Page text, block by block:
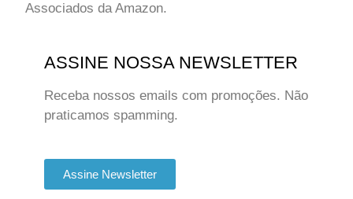
Associados da Amazon.
ASSINE NOSSA NEWSLETTER
Receba nossos emails com promoções. Não
praticamos spamming.
Assine Newsletter